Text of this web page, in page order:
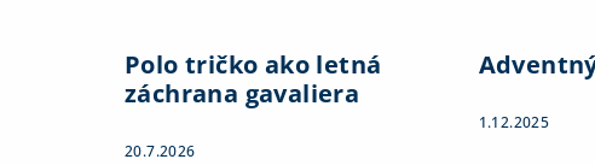
Polo tričko ako letná
záchrana gavaliera
20.7.2026
1.12.2025